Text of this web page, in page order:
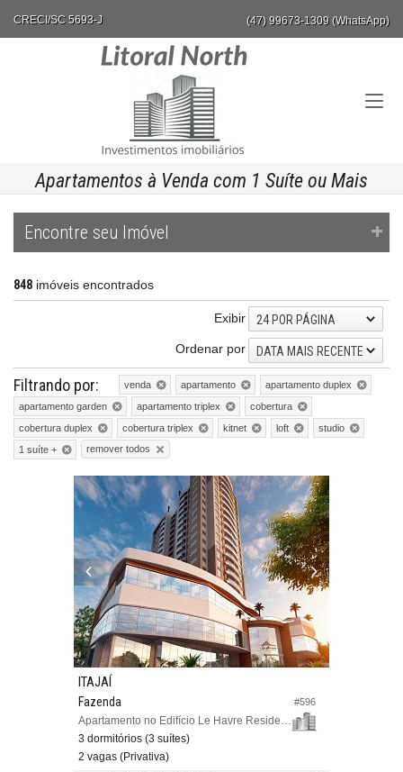
CRECI/SC 5693-J (47) 99673-1309 (WhatsApp)
Apartamentos à Venda com 1 Suíte ou Mais
Encontre seu Imóvel
848 imóveis encontrados
Exibir
24 POR PÁGINA
Ordenar por
DATA MAIS RECENTE
Filtrando por: venda apartamento
apartamento duplex
apartamento garden
apartamento triplex
cobertura
cobertura duplex
cobertura triplex kitnet loft
studio
1 suíte +
remover todos
#596
ITAJAÍ
Fazenda
Apartamento no Edifício Le Havre Residence
3 dormitórios (3 suítes)
2 vagas (Privativa)